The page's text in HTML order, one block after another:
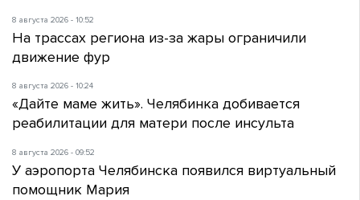
8 августа 2026 - 10:52
На трассах региона из-за жары ограничили
движение фур
8 августа 2026 - 10:24
«Дайте маме жить». Челябинка добивается
реабилитации для матери после инсульта
8 августа 2026 - 09:52
У аэропорта Челябинска появился виртуальный
помощник Мария